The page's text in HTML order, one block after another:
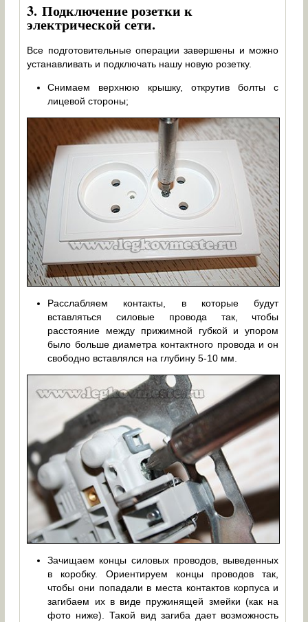
3.Подключение розетки к
электрической сети.
Все подготовительные операции завершены и можно
устанавливать и подключать нашу новую розетку.
Снимаем верхнюю крышку, открутив болты с
лицевой стороны;
Расслабляем контакты, в которые будут
вставляться силовые провода так, чтобы
расстояние между прижимной губкой и упором
было больше диаметра контактного провода и он
свободно вставлялся на глубину 5-10 мм.
Зачищаем концы силовых проводов, выведенных
в коробку. Ориентируем концы проводов так,
чтобы они попадали в места контактов корпуса и
загибаем их в виде пружинящей змейки (как на
фото ниже). Такой вид загиба дает возможность